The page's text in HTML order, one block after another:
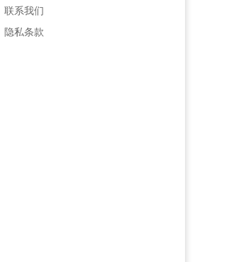
联系我们
隐私条款